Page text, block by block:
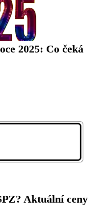
2025: Co čeká
Aktuální ceny